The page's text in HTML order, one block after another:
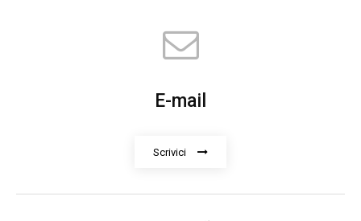
E-mail
Scrivici